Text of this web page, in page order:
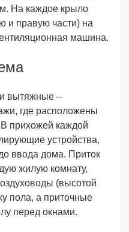
На каждое крыло
и правую части) на
машина.
вытяжные –
где расположены
прихожей каждой
устройства,
ввода дома. Приток
жилую комнату,
(высотой
пола, а приточные
перед окнами.